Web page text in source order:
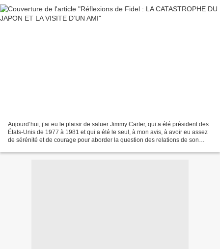
Aujourd’hui, j’ai eu le plaisir de saluer Jimmy Carter, qui a été président des
États-Unis de 1977 à 1981 et qui a été le seul, à mon avis, à avoir eu assez
de sérénité et de courage pour aborder la question des relations de son